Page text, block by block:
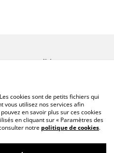
Conditions
de Miforge
cookies sont de petits fichiers qui
vous utilisez nos services afin
en savoir plus sur ces cookies
en cliquant sur « Paramètres des
notre politique de cookies.